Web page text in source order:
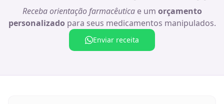
Receba orientação farmacêuticae um orçamento
personalizado para seus medicamentos manipulados.
Enviar receita